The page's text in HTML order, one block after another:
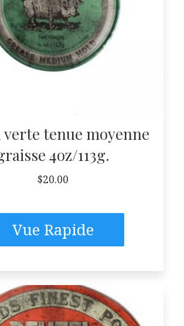
verte tenue moyenne
4oz/113g.
$20.00
Vue Rapide